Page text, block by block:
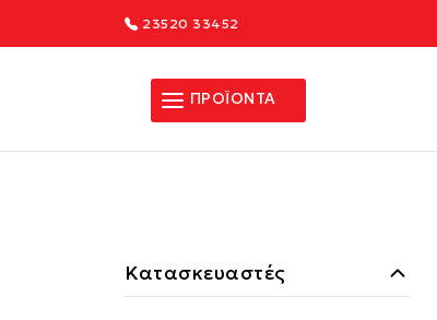
23520 33452
ΠΡΟΪΟΝΤΑ
Κατασκευαστές